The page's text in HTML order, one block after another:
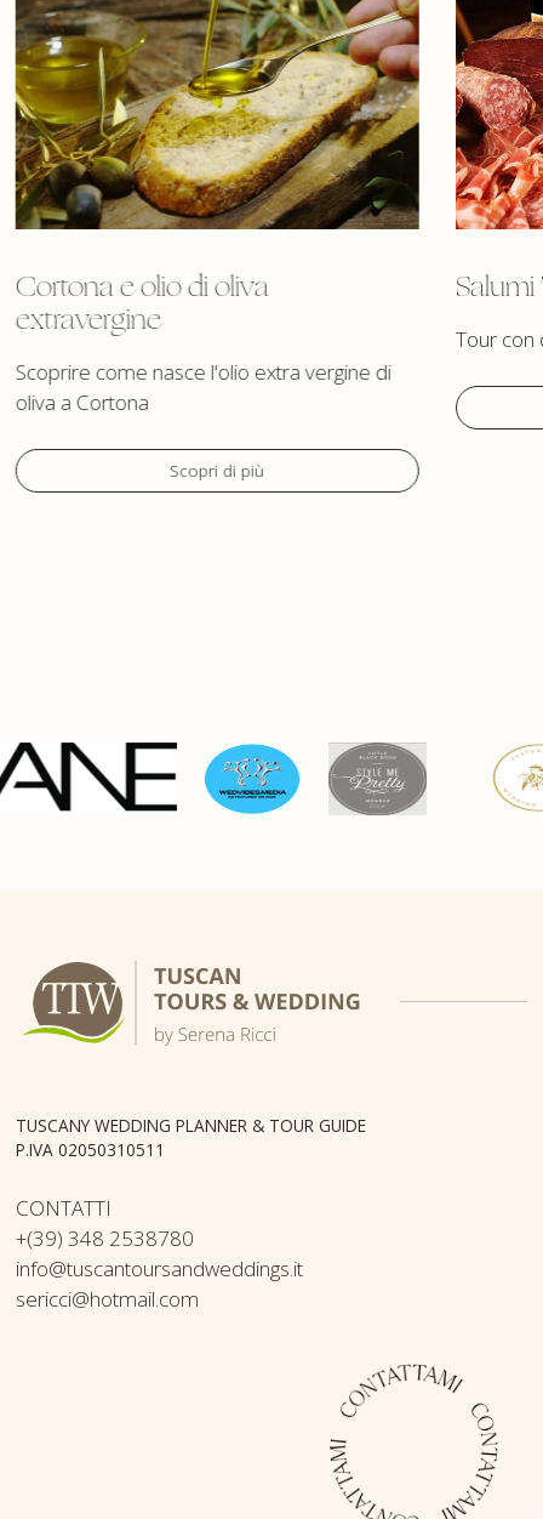
Cortona e olio di oliva
extravergine
Scoprire come nasce l'olio extra vergine di
oliva a Cortona
Scopri di più
Tour con
TUSCANY WEDDING PLANNER & TOUR GUIDE
P.IVA 02050310511
CONTATTI
+(39) 348 2538780
info@tuscantoursandweddings.it
sericci@hotmail.com